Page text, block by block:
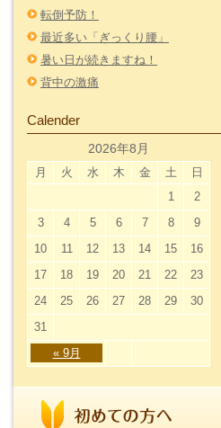
転倒予防！
最近多い「ぎっくり腰」
暑い日が続きますね！
背中の激痛
Calender
2026年8月
月 火 水 木 金 土 日
« 9月
1
2
3
4 5 6 7 8
9
10
11 12 13 14 15
16
17
18 19 20 21 22
23
24
25 26 27 28 29
30
31